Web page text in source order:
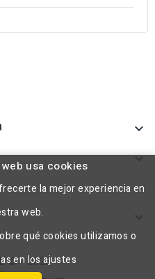




usa cookies
la mejor experiencia en
web.
qué cookies utilizamos o
en los ajustes
© - 2026